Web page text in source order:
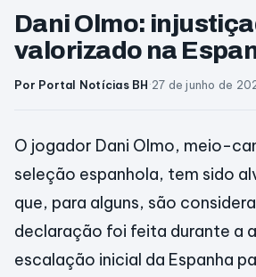
Dani Olmo:
valorizado na
Por Portal Notícias BH·27 de junho de
O jogador Dani Olmo, meio-
seleção espanhola, tem sido
que, para alguns, são
declaração foi feita durante a
escalação inicial da Espanha